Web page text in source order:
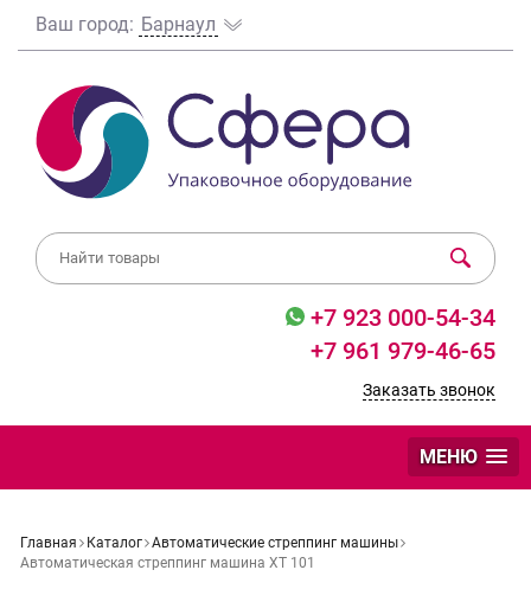
Ваш город: Барнаул
+7 923 000-54-34
+7 961 979-46-65
Заказать звонок
МЕНЮ
Главная Каталог Автоматические стреппинг машины
Автоматическая стреппинг машина XT 101